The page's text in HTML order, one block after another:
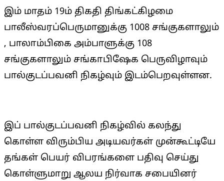
இம் மாதம் 19ம் திகதி திங்கட்கிழமை
பாலீஸ்வரப்பெருமானுக்கு 1008 சங்குகளாலும்
, பாலாம்பிகை அம்பாளுக்கு 108
சங்குகளாலும் சங்காபிஷேக பெருவிழாவும்
பால்குடப்பவனி நிகழ்வும் இடம்பெறவுள்ளன.
இப் பால்குடப்பவனி நிகழ்வில் கலந்து
கொள்ள விரும்பிய அடியவர்கள் முன்கூட்டியே
தங்கள் பெயர் விபரங்களை பதிவு செய்து
கொள்ளுமாறு ஆலய நிர்வாக சபையினர்